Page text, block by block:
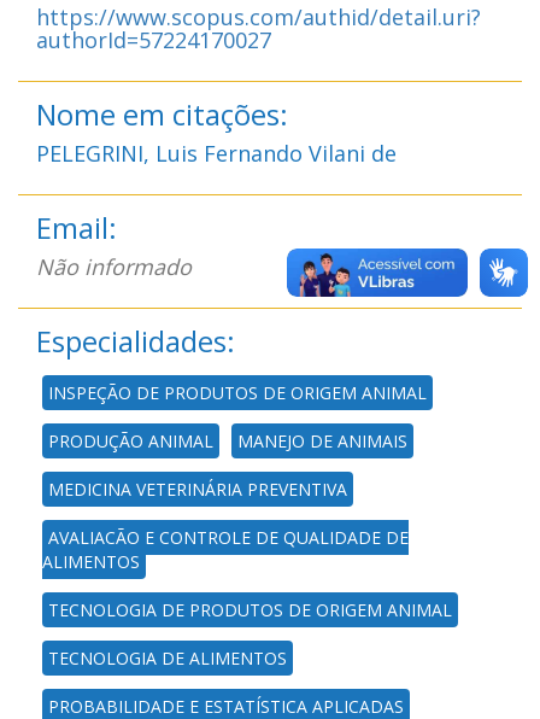
https://www.scopus.com/authid/detail.uri?
authorId=57224170027
Nome em citações:
PELEGRINI, Luis Fernando Vilani de
Email:
Não informado
Especialidades:
INSPEÇÃO DE PRODUTOS DE ORIGEM ANIMAL
PRODUÇÃO ANIMAL MANEJO DE ANIMAIS
MEDICINA VETERINÁRIA PREVENTIVA
AVALIAÇÃO E CONTROLE DE QUALIDADE DE
ALIMENTOS
TECNOLOGIA DE PRODUTOS DE ORIGEM ANIMAL
TECNOLOGIA DE ALIMENTOS
PROBABILIDADE E ESTATÍSTICA APLICADAS